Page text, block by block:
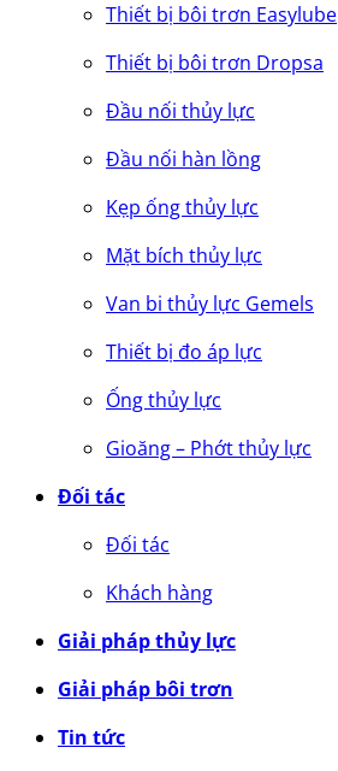
Thiết bị bôi trơn Easylube
Thiết bị bôi trơn Dropsa
Đầu nối thủy lực
Đầu nối hàn lồng
Kẹp ống thủy lực
Mặt bích thủy lực
Van bi thủy lực Gemels
Thiết bị đo áp lực
Ống thủy lực
Gioăng – Phớt thủy lực
Đối tác
Đối tác
Khách hàng
Giải pháp thủy lực
Giải pháp bôi trơn
Tin tức